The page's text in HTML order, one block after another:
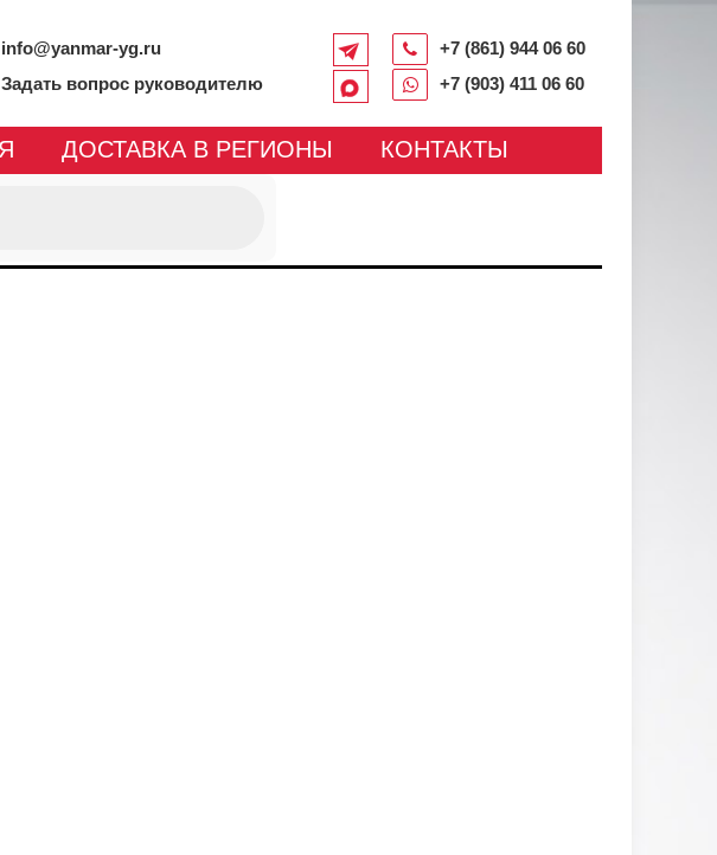
+7 (861) 944 06 60
+7 (903) 411 06 60
info@yanmar-yg.ru
Задать вопрос руководителю
ДОСТАВКА В РЕГИОНЫ КОНТАКТЫ